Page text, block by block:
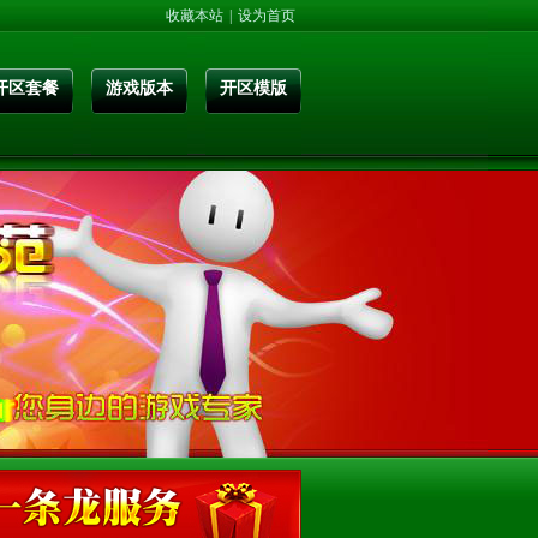
收藏本站 设为首页
区套餐 游戏版本 开区模版